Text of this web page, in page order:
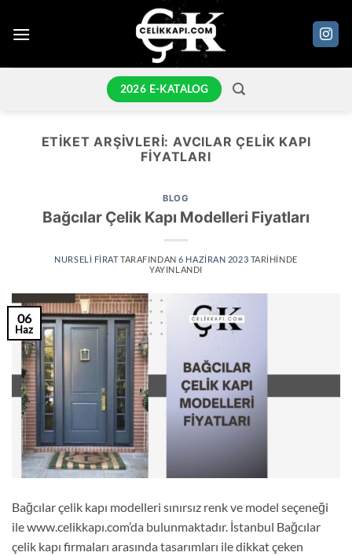
atla
2026 E-KATALOG
ETIKET ARŞIVLERI: AVCILAR ÇELIK KAPI
FIYATLARI
BLOG
Bağcılar Çelik Kapı Modelleri Fiyatları
NURSELI FIRATTARAFINDAN 6 HAZIRAN 2023 TARIHINDE
YAYINLANDI
06
Haz
Bağcılar çelik kapı modelleri sınırsız renk ve model seçeneği
ile www.celikkapı.com’da bulunmaktadır. İstanbul Bağcılar
çelik kapı firmaları arasında tasarımları ile dikkat çeken